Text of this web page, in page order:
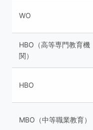
WO
HBO（高等専門教育機
関）
HBO
MBO（中等職業教育）